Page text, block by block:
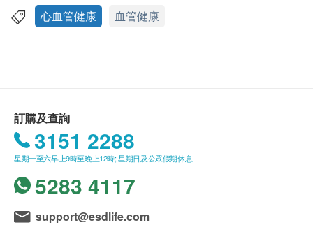
20%，能分解血管沉積廢物，功效比其他納豆素高出
100倍，是直接針對解決「血管不暢」問題的劃時代
．清除血管廢物
．暢通血管、血流暢順
．改善心悸、胸悶、腦血不暢
．遠離三高
．保持心臟健康
應最少有12個月或以上。
購買產品總額滿HK$300，即可享本地免費送貨服
務。賬單總額未滿HK$300需附加HK$50運費。
離島及偏遠地區不設上門送貨，只限於順豐智能櫃
取件。
我們將於確定訂單後1-3個工作天內安排發貨。
不排除運送時間會因節日而有所影響。當八號烈風
心血管健康 血管健康
訂購及查詢
3151 2288
星期一至六早上9時至晚上12時; 星期日及公眾假期休息
5283 4117
support@esdlife.com